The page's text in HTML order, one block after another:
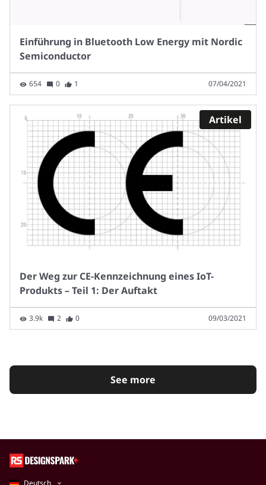
Einführung in Bluetooth Low Energy mit Nordic
Semiconductor
654 0 1 07/04/2021
Artikel
Der Weg zur CE-Kennzeichnung eines IoT-
Produkts – Teil 1: Der Auftakt
3.9k 2 0 09/03/2021
See more